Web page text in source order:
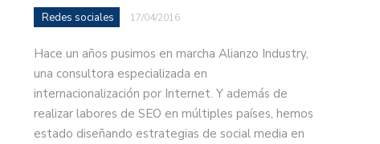
Redes sociales 17/04/2016
Hace un años pusimos en marcha Alianzo Industry,
una consultora especializada en
internacionalización por Internet. Y además de
realizar labores de SEO en múltiples países, hemos
estado diseñando estrategias de social media en